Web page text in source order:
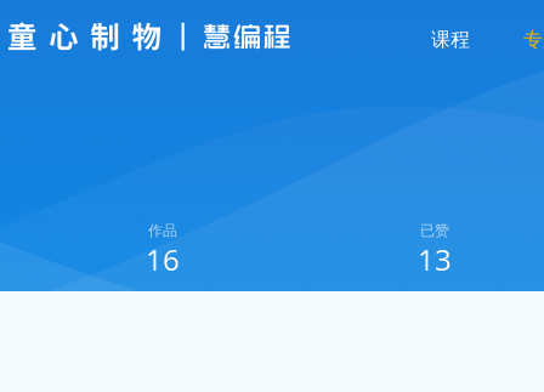
课程
作品
16
已赞
13